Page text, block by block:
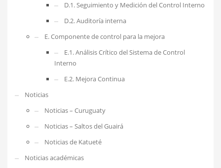
D.1. Seguimiento y Medición del Control Interno
D.2. Auditoría interna
E. Componente de control para la mejora
E.1. Análisis Crítico del Sistema de Control
Interno
E.2. Mejora Continua
Noticias
Noticias – Curuguaty
Noticias – Saltos del Guairá
Noticias de Katueté
Noticias académicas